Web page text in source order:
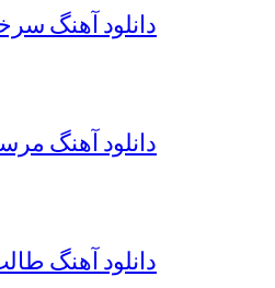
دانلود آهنگ
دانلود آهنگ
دانلود آهنگ